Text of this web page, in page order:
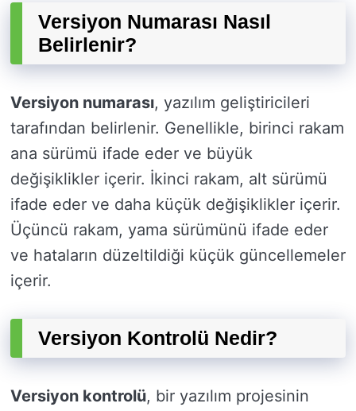
Versiyon Numarası Nasıl
Belirlenir?
Versiyon numarası, yazılım geliştiricileri
tarafından belirlenir. Genellikle, birinci rakam
ana sürümü ifade eder ve büyük
değişiklikler içerir. İkinci rakam, alt sürümü
ifade eder ve daha küçük değişiklikler içerir.
Üçüncü rakam, yama sürümünü ifade eder
ve hataların düzeltildiği küçük güncellemeler
içerir.
Versiyon Kontrolü Nedir?
Versiyon kontrolü, bir yazılım projesinin